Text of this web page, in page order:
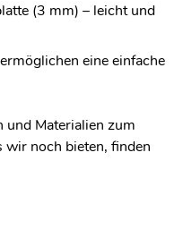
(3 mm) – leicht und
eine einfache
und Materialien zum
wir noch bieten, finden